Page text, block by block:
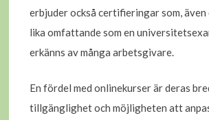
erbjuder också certifieringar som, även
lika omfattande som en
erkänns av många arbetsgivare.
En fördel med onlinekurser är deras
tillgänglighet och möjligheten att